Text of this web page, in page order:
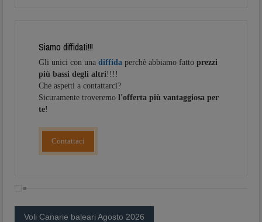
Siamo diffidati!!!
Gli unici con unadiffida perchè abbiamo fattoprezzi
più bassi degli altri!!!!
Che aspetti a contattarci?
Sicuramente troveremol'offerta più vantaggiosa per
te!
Contattaci
Voli Canarie baleari Agosto 2026